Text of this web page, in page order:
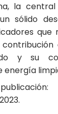
la central
sólido
que
y su
energía